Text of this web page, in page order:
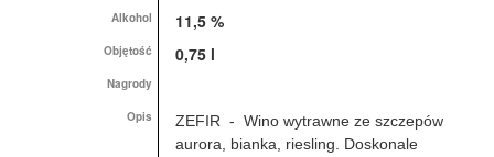
Alkohol 11,5 %
Objętość 0,75 l
Nagrody
Opis
ZEFIR - Wino wytrawne ze szczepów
aurora, bianka, riesling. Doskonale